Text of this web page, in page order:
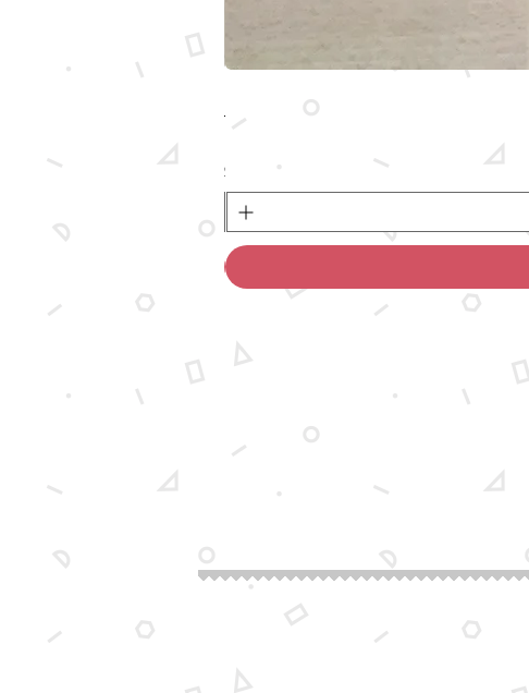
לא כולל משלוח